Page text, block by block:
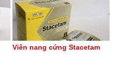
Viên nang cứng Stacetam